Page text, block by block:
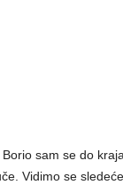
Borio sam se do
Vidimo se